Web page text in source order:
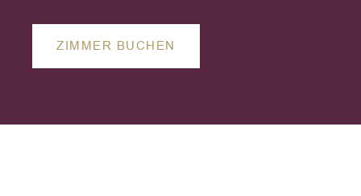
ZIMMER BUCHEN